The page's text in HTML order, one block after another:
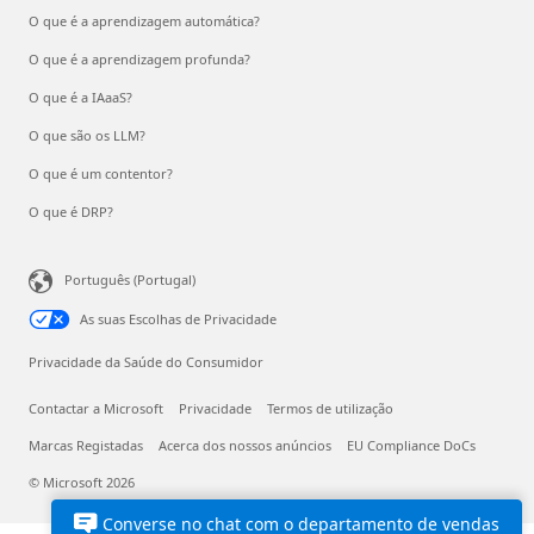
Converse no chat com o departamento de vendas
O que é a aprendizagem automática?
O que é a aprendizagem profunda?
O que é a IAaaS?
O que são os LLM?
O que é um contentor?
O que é DRP?
Português (Portugal)
As suas Escolhas de Privacidade
Privacidade da Saúde do Consumidor
Contactar a Microsoft Privacidade Termos de utilização
Marcas Registadas Acerca dos nossos anúncios EU Compliance DoCs
© Microsoft 2026